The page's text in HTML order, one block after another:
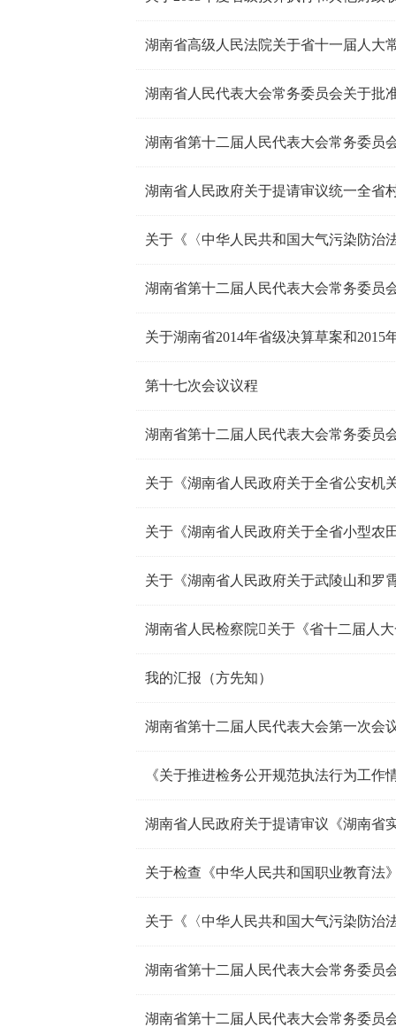
湖南省第十二届人民代表大会常务委
湖南省第十二届人民代表大会常务委员
关于湖南省2014年省级决算草案和2015
第十七次会议议程
湖南省第十二届人民代表大会常务委
我的汇报（方先知）
湖南省第十二届人民代表大会第一次会
《关于推进检务公开规范执法行为工
湖南省第十二届人民代表大会常务委员